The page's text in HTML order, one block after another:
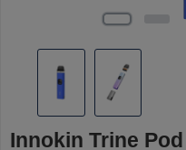
Innokin Trine